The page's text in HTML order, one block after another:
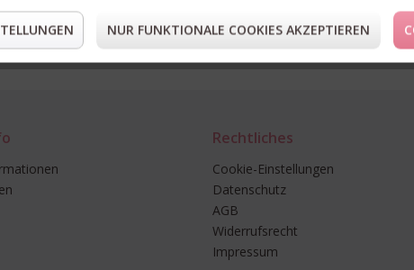
Rechtliches
Cookie-Einstellungen
Datenschutz
AGB
Widerrufsrecht
Impressum
NUR FUNKTIONALE COOKIES AKZEPTIEREN